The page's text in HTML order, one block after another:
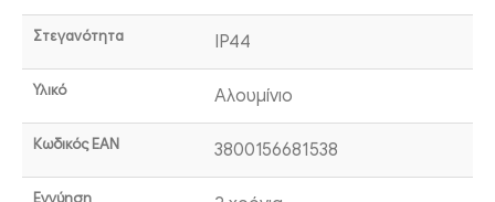
Στεγανότητα IP44
Υλικό Αλουμίνιο
Κωδικός EAN 3800156681538
Εγγύηση